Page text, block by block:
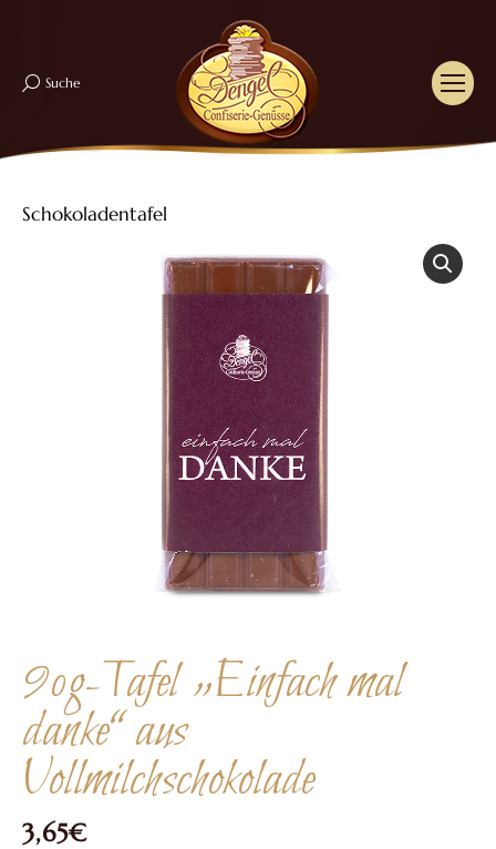
Search:
Suche
90g-Tafel „Einfach mal
danke“ aus
Vollmilchschokolade
3,65€
Schokoladentafel